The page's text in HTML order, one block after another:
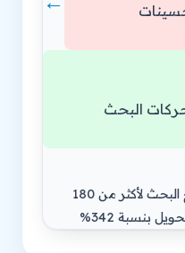
🎯 ارتفاع مرتبة الموقع في نتائج البحث لأكثر من 180
بنسبة 342%